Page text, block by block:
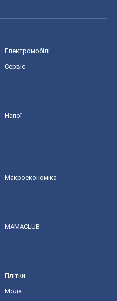
Електромобілі
Сервіс
Напої
Макроекономіка
MAMACLUB
Плітки
Мода